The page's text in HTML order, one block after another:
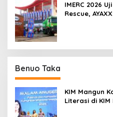
IMERC 2026
Rescue,
Benuo Taka
KIM Mangun
Literasi di